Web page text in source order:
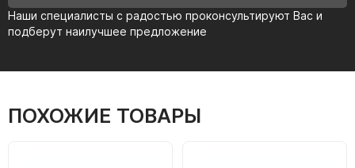
Наши специалисты с радостью проконсультируют Вас и
подберут наилучшее предложение
ПОХОЖИЕ ТОВАРЫ